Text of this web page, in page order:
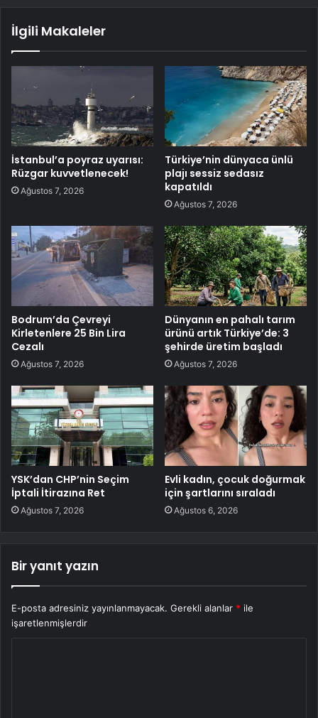
İlgili Makaleler
İstanbul’a poyraz uyarısı:
Rüzgar kuvvetlenecek!
Ağustos 7, 2026
Türkiye’nin dünyaca ünlü
plajı sessiz sedasız
kapatıldı
Ağustos 7, 2026
Bodrum’da Çevreyi
Kirletenlere 25 Bin Lira
Cezalı
Ağustos 7, 2026
Dünyanın en pahalı tarım
ürünü artık Türkiye’de: 3
şehirde üretim başladı
Ağustos 7, 2026
YSK’dan CHP’nin Seçim
İptali İtirazına Ret
Ağustos 7, 2026
Evli kadın, çocuk doğurmak
için şartlarını sıraladı
Ağustos 6, 2026
Bir yanıt yazın
E-posta adresiniz yayınlanmayacak. Gerekli alanlar * ile
işaretlenmişlerdir